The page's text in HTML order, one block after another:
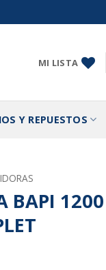
MI LISTA
Y REPUESTOS
BAPI 1200